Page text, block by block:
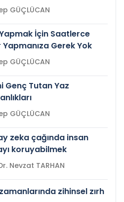
Zeynep GÜÇLÜCAN
İçin Saatlerce
Yapmanıza Gerek Yok
Zeynep GÜÇLÜCAN
Genç Tutan Yaz
Zeynep GÜÇLÜCAN
zeka çağında insan
koruyabilmek
Prof.Dr. Nevzat TARHAN
zihinsel zırh